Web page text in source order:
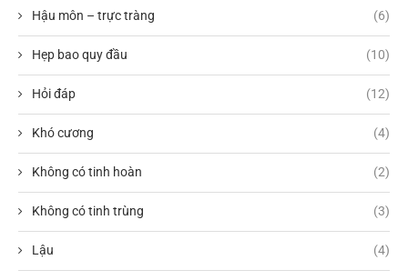
Hậu môn – trực tràng (6)
Hẹp bao quy đầu (10)
Hỏi đáp (12)
Khó cương (4)
Không có tinh hoàn (2)
Không có tinh trùng (3)
Lậu (4)